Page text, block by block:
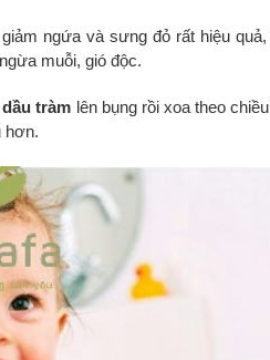
ngứa và sưng đỏ rất hiệu
muỗi, gió độc.
tràm lên bụng rồi xoa theo
hơn.